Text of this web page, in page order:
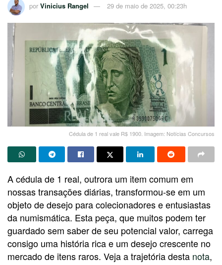
por Vinicius Rangel 29 de maio de 2025, 00:23h
Cédula de 1 real vale R$ 1900. Imagem: Notícias Concursos
A cédula de 1 real, outrora um item comum em
nossas transações diárias, transformou-se em um
objeto de desejo para colecionadores e entusiastas
da numismática. Esta peça, que muitos podem ter
guardado sem saber de seu potencial valor, carrega
consigo uma história rica e um desejo crescente no
mercado de itens raros. Veja a trajetória desta nota,